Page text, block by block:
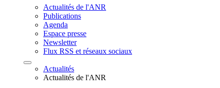
Actualités de l'ANR
Publications
Agenda
Espace presse
Newsletter
Flux RSS et réseaux sociaux
Actualités
Actualités de l'ANR